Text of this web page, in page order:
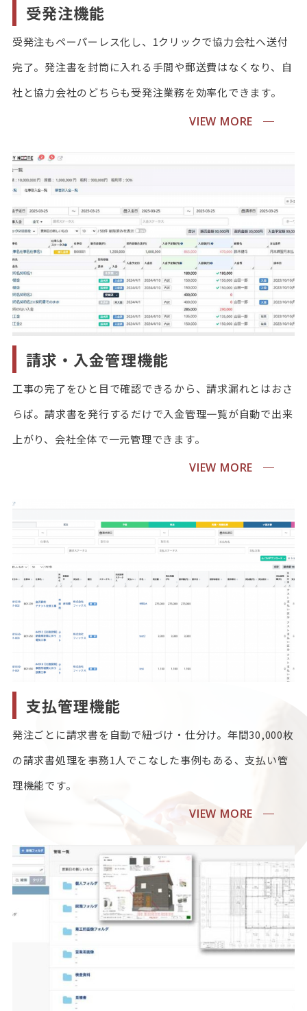
受発注機能
受発注もペーパーレス化し、1クリックで協力会社へ送付
完了。発注書を封筒に入れる手間や郵送費はなくなり、自
社と協力会社のどちらも受発注業務を効率化できます。
VIEW MORE
請求・入金管理機能
工事の完了をひと目で確認できるから、請求漏れとはおさ
らば。請求書を発行するだけで入金管理一覧が自動で出来
上がり、会社全体で一元管理できます。
VIEW MORE
支払管理機能
発注ごとに請求書を自動で紐づけ・仕分け。年間30,000枚
の請求書処理を事務1人でこなした事例もある、支払い管
理機能です。
VIEW MORE